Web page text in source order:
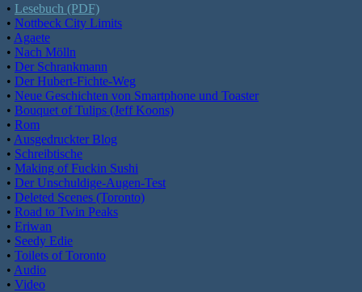
• Lesebuch (PDF)
• Nottbeck City Limits
• Agaete
• Nach Mölln
• Der Schrankmann
• Der Hubert-Fichte-Weg
• Neue Geschichten von Smartphone und Toaster
• Bouquet of Tulips (Jeff Koons)
• Rom
• Ausgedruckter Blog
• Schreibtische
• Making of Fuckin Sushi
• Der Unschuldige-Augen-Test
• Deleted Scenes (Toronto)
• Road to Twin Peaks
• Eriwan
• Seedy Edie
• Toilets of Toronto
• Audio
• Video